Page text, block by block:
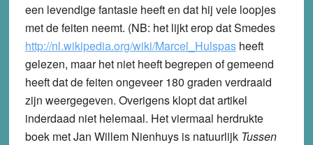
een levendige fantasie heeft en dat hij vele loopjes
met de feiten neemt. (NB: het lijkt erop dat Smedes
http://nl.wikipedia.org/wiki/Marcel_Hulspasheeft
gelezen, maar het niet heeft begrepen of gemeend
heeft dat de feiten ongeveer 180 graden verdraaid
zijn weergegeven. Overigens klopt dat artikel
inderdaad niet helemaal. Het viermaal herdrukte
boek met Jan Willem Nienhuys is natuurlijk Tussen